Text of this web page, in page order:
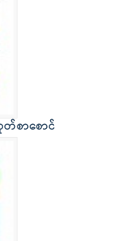
စာစောင်